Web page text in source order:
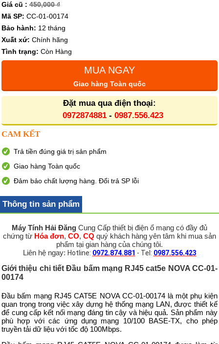
Giá cũ : 450,000 ₫
Mã SP: CC-01-00174
Bảo hành: 12 tháng
Xuất xứ: Chính hãng
Tình trạng: Còn Hàng
MUA NGAY
Giao hàng Toàn quốc
Đặt mua qua điện thoại:
0972874881- 0987.556.423
CAM KẾT
Trả tiền đúng giá trị sản phẩm
Giao hàng Toàn quốc
Đảm bảo chất lượng hàng. Đổi trả SP lỗi
Thông tin sản phẩm
Máy Tính Hải Đăng Cung Cấp thiết bị điện ổ mạng có đầy đủ
chứng từ Hóa đơn, CO, CQ quý khách hàng yên tâm khi mua sản
phẩm tại gian hàng của chúng tôi.
Liên hệ ngay: Hotline: 0972.874.881 - Tel: 0987.556.423
Giới thiệu chi tiết Đầu bấm mạng RJ45 cat5e NOVA CC-01-
00174
Đầu bấm mạng RJ45 CAT5E NOVA CC-01-00174 là một phụ kiện
quan trọng trong việc xây dựng hệ thống mạng LAN, được thiết kế
để cung cấp kết nối mạng đáng tin cậy và hiệu quả. Sản phẩm này
phù hợp với các ứng dụng mạng 10/100 BASE-TX, cho phép
truyền tải dữ liệu với tốc độ 100Mbps.